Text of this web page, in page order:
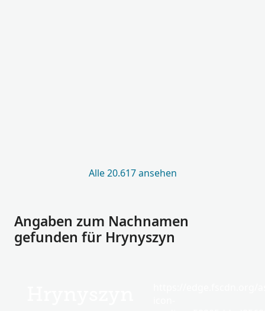
Alle 20.617 ansehen
Angaben zum Nachnamen
gefunden für Hrynyszyn